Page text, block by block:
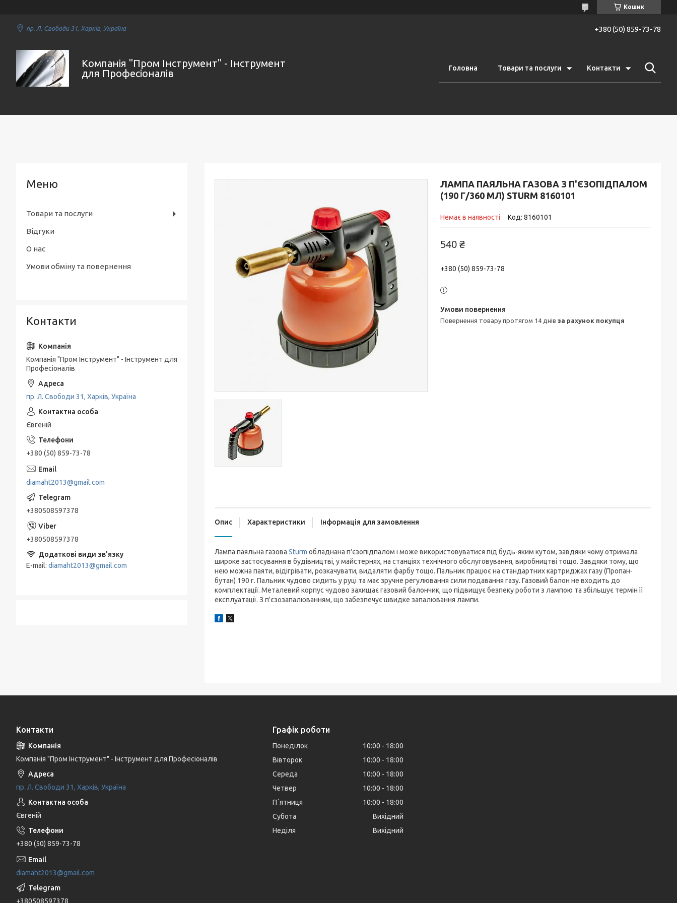
Кошик
пр. Л. Свободи 31, Харків, Україна +380 (50) 859-73-78
Компанія "Пром Інструмент" - Інструмент
для Професіоналів
Головна Товари та послуги Контакти
ЛАМПА ПАЯЛЬНА ГАЗОВА З П'ЄЗОПІДПАЛОМ
(190 Г/360 МЛ) STURM 8160101
Немає в наявності Код: 8160101
540 ₴
+380 (50) 859-73-78
повернення товару протягом 14 днів за рахунок покупця
Опис Характеристики Інформація для замовлення
Лампа паяльна газова Sturm обладнана п'єзопідпалом і може використовуватися під будь-яким кутом, завдяки чому отримала
широке застосування в будівництві, у майстернях, на станціях технічного обслуговування, виробництві тощо. Завдяки тому, що
нею можна паяти, відігрівати, розкачувати, видаляти фарбу тощо. Пальник працює на стандартних картриджах газу (Пропан-
бутан) 190 г. Пальник чудово сидить у руці та має зручне регулювання сили подавання газу. Газовий балон не входить до
комплектації. Металевий корпус чудово захищає газовий балончик, що підвищує безпеку роботи з лампою та збільшує термін її
експлуатації. З п'єзозапалюванням, що забезпечує швидке запалювання лампи.
Товари та послуги
Відгуки
О нас
Умови обміну та повернення
Контакти
Компанія "Пром Інструмент" - Інструмент для
Професіоналів
пр. Л. Свободи 31, Харків, Україна
Євгеній
+380 (50) 859-73-78
diamaht2013@gmail.com
+380508597378
+380508597378
E-mail diamaht2013@gmail.com
Контакти
Компанія "Пром Інструмент" - Інструмент для Професіоналів
пр. Л. Свободи 31, Харків, Україна
Євгеній
+380 (50) 859-73-78
diamaht2013@gmail.com
+380508597378
Графік роботи
Понеділок 10:00
18:00
Вівторок
10:00
18:00
Середа
10:00
18:00
Четвер
10:00
18:00
Пʼятниця
10:00
18:00
Субота
Вихідний
Неділя
Вихідний